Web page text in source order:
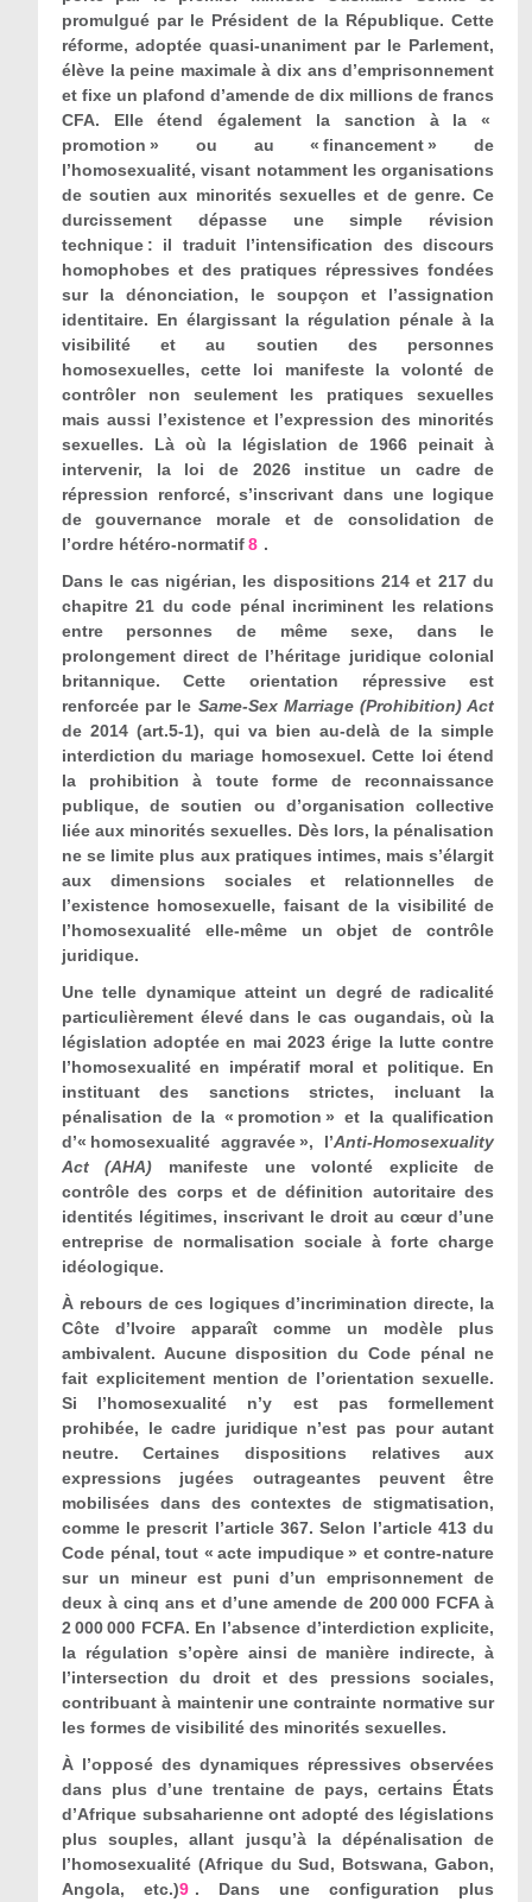
promulgué par le Président de la République. Cette
réforme, adoptée quasi-unaniment par le Parlement,
élève la peine maximale à dix ans d’emprisonnement
et fixe un plafond d’amende de dix millions de francs
CFA. Elle étend également la sanction à la «
promotion » ou au « financement » de
l’homosexualité, visant notamment les organisations
de soutien aux minorités sexuelles et de genre. Ce
durcissement dépasse une simple révision
technique : il traduit l’intensification des discours
homophobes et des pratiques répressives fondées
sur la dénonciation, le soupçon et l’assignation
identitaire. En élargissant la régulation pénale à la
visibilité et au soutien des personnes
homosexuelles, cette loi manifeste la volonté de
contrôler non seulement les pratiques sexuelles
mais aussi l’existence et l’expression des minorités
sexuelles. Là où la législation de 1966 peinait à
intervenir, la loi de 2026 institue un cadre de
répression renforcé, s’inscrivant dans une logique
de gouvernance morale et de consolidation de
l’ordre hétéro-normatif8 .
Dans le cas nigérian, les dispositions 214 et 217 du
chapitre 21 du code pénal incriminent les relations
entre personnes de même sexe, dans le
prolongement direct de l’héritage juridique colonial
britannique. Cette orientation répressive est
renforcée par le Same-Sex Marriage (Prohibition) Act
de 2014 (art.5-1), qui va bien au-delà de la simple
interdiction du mariage homosexuel. Cette loi étend
la prohibition à toute forme de reconnaissance
publique, de soutien ou d’organisation collective
liée aux minorités sexuelles. Dès lors, la pénalisation
ne se limite plus aux pratiques intimes, mais s’élargit
aux dimensions sociales et relationnelles de
l’existence homosexuelle, faisant de la visibilité de
l’homosexualité elle-même un objet de contrôle
juridique.
Une telle dynamique atteint un degré de radicalité
particulièrement élevé dans le cas ougandais, où la
législation adoptée en mai 2023 érige la lutte contre
l’homosexualité en impératif moral et politique. En
instituant des sanctions strictes, incluant la
pénalisation de la « promotion » et la qualification
d’« homosexualité aggravée », l’Anti-Homosexuality
Act (AHA) manifeste une volonté explicite de
contrôle des corps et de définition autoritaire des
identités légitimes, inscrivant le droit au cœur d’une
entreprise de normalisation sociale à forte charge
idéologique.
À rebours de ces logiques d’incrimination directe, la
Côte d’Ivoire apparaît comme un modèle plus
ambivalent. Aucune disposition du Code pénal ne
fait explicitement mention de l’orientation sexuelle.
Si l’homosexualité n’y est pas formellement
prohibée, le cadre juridique n’est pas pour autant
neutre. Certaines dispositions relatives aux
expressions jugées outrageantes peuvent être
mobilisées dans des contextes de stigmatisation,
comme le prescrit l’article 367. Selon l’article 413 du
Code pénal, tout « acte impudique » et contre-nature
sur un mineur est puni d’un emprisonnement de
deux à cinq ans et d’une amende de 200 000 FCFA à
2 000 000 FCFA. En l’absence d’interdiction explicite,
la régulation s’opère ainsi de manière indirecte, à
l’intersection du droit et des pressions sociales,
contribuant à maintenir une contrainte normative sur
les formes de visibilité des minorités sexuelles.
À l’opposé des dynamiques répressives observées
dans plus d’une trentaine de pays, certains États
d’Afrique subsaharienne ont adopté des législations
plus souples, allant jusqu’à la dépénalisation de
l’homosexualité (Afrique du Sud, Botswana, Gabon,
Angola, etc.)9 . Dans une configuration plus